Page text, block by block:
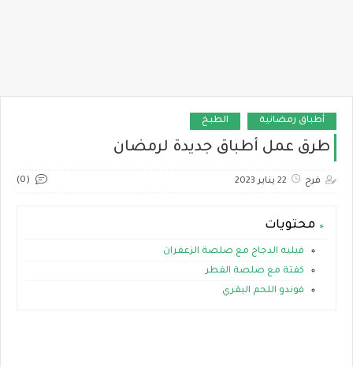
أطباق رمضانية الطبخ
طرق عمل أطباق جديدة لرمضان
فرح 22 يناير 2023 (0)
محتويات
فيليه الدجاج مع صلصة الزعفران
كفتة مع صلصة الفطر
فوندو اللحم البقري